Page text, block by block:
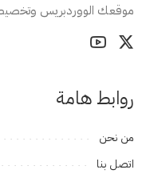
موقعك الووردبريس
روابط هامة
من نحن
اتصل بنا